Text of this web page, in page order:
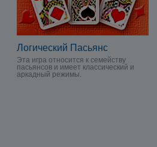
Логический Пасьянс
Эта игра относится к семейству
пасьянсов и имеет классический и
аркадный режимы.